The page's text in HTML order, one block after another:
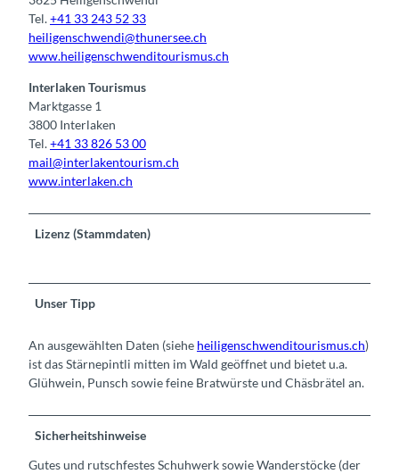
Tel.+41 33 243 52 33
heiligenschwendi@thunersee.ch
www.heiligenschwenditourismus.ch
Interlaken Tourismus
Marktgasse 1
3800 Interlaken
Tel.+41 33 826 53 00
mail@interlakentourism.ch
www.interlaken.ch
Lizenz (Stammdaten)
Unser Tipp
An ausgewählten Daten (siehe heiligenschwenditourismus.ch)
ist das Stärnepintli mitten im Wald geöffnet und bietet u.a.
Glühwein, Punsch sowie feine Bratwürste und Chäsbrätel an.
Sicherheitshinweise
Gutes und rutschfestes Schuhwerk sowie Wanderstöcke (der